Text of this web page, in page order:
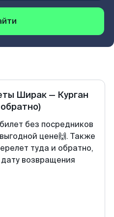
Ширак — Курган
без посредников
цене🙌. Также
туда и обратно,
возвращения